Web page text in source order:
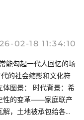
02-18 11:34:10
能勾起一代人回忆的场
的社会缩影和文化符
图景： 时代背景：希
性的变革——家庭联产
，土地被承包给各...